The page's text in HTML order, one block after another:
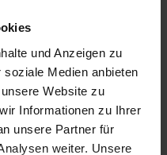
und Anzeigen zu
Medien anbieten
Website zu
Informationen zu Ihrer
unsere Partner für
weiter. Unsere